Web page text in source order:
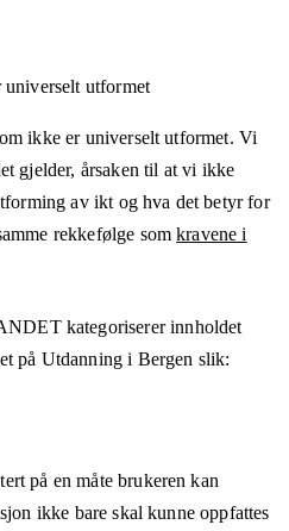
utformet
ikke er universelt utformet. Vi
gjelder, årsaken til at vi ikke
av ikt og hva det betyr for
rekkefølge somkravene i
kategoriserer innholdet
på Utdanning i Bergen slik:
på en måte brukeren kan
ikke bare skal kunne oppfattes